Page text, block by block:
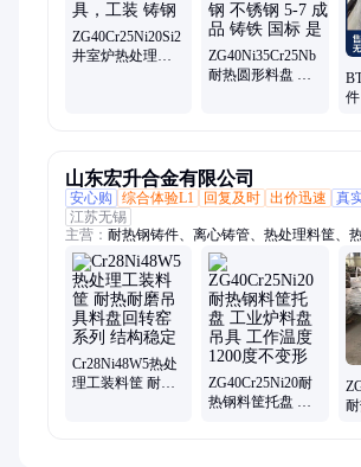
zg40cr25ni35nb、zg45cr25ni35nb、
zg3cr24ni7sinre、zg40cr25ni20si2、加热炉搁条、
zg40cr28ni48w5si2
ZG40Cr25Ni20Si2
井室炉热处理吊
ZG40Ni35Cr25Nb
耐热圆形料盘 铸
山东宏升合金有限公司
安心购
综合体验L1 回复及时 出价迅速
真
江苏无锡
主营： 耐热钢铸件、离心铸管、热处理料筐、
吊具、渗氮炉吊具、滑块、耐磨衬板、炉底板
管、高温合金铸件、大型铸件、中心筒、不锈
埚、非标铸件、耐磨钢轴套、Ni7N、2520Si2、
28Ni48W5、1.4848、热处理料盘、锅炉配件
Cr28Ni48W5热处
理工装料筐 耐热
ZG40Cr25Ni20耐
热钢料筐托盘 工